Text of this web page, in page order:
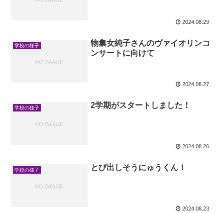
2024.08.29
学校の様子
物集女純子さんのヴァイオリンコ
ンサートに向けて
2024.08.27
学校の様子 2学期がスタートしました！
2024.08.26
学校の様子 とび出しそうにゅうくん！
2024.08.23